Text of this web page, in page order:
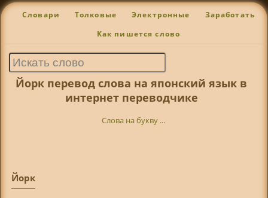
Словари Толковые Электронные Заработать
Как пишется слово
Йорк перевод слова на японский язык в
интернет переводчике
Слова на букву ...
Йорк